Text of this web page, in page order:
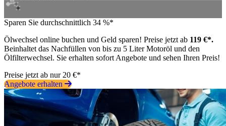
Sparen Sie durchschnittlich 34 %*
Ölwechsel online buchen und Geld sparen! Preise jetzt ab 119 €*.
Beinhaltet das Nachfüllen von bis zu 5 Liter Motoröl und den
Ölfilterwechsel. Sie erhalten sofort Angebote und sehen Ihren Preis!
Preise jetzt ab nur 20 €*
Angebote erhalten